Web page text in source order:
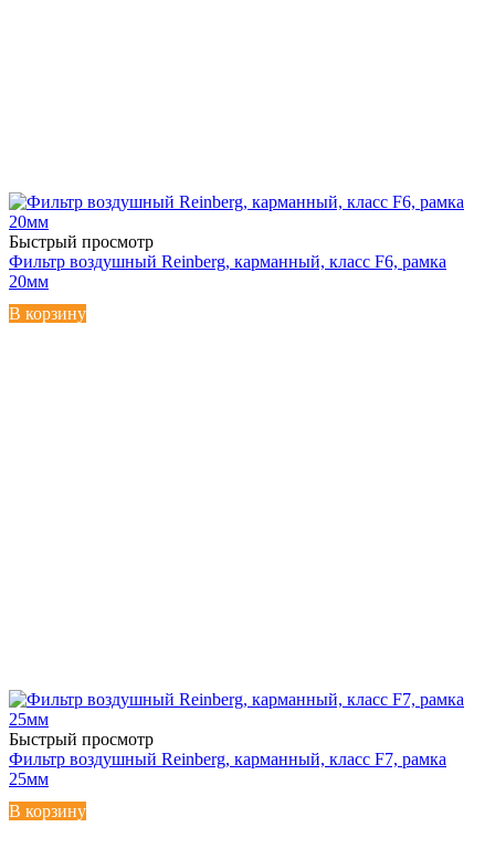
Быстрый просмотр
Фильтр воздушный Reinberg, карманный, класс F6, рамка
20мм
В корзину
Быстрый просмотр
Фильтр воздушный Reinberg, карманный, класс F7, рамка
25мм
В корзину